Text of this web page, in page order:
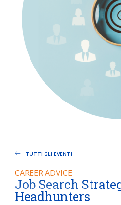
TUTTI GLI EVENTI
CAREER ADVICE
Job Search
Headhunters